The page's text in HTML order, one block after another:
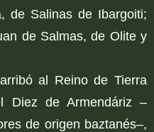
de Salinas de Ibargoiti;
de Salmas, de Olite y
al Reino de Tierra
Diez de Armendáriz –
de origen baztanés–,